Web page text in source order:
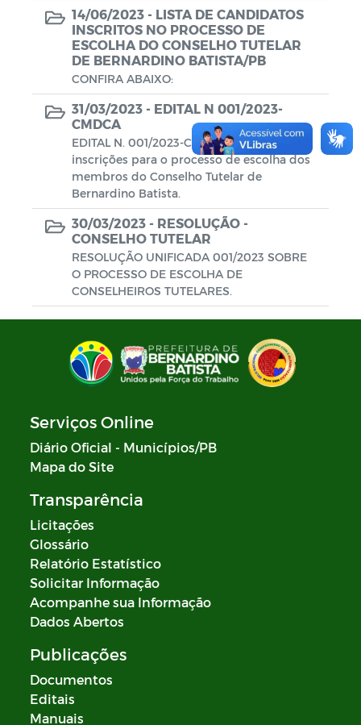
14/06/2023 - LISTA DE CANDIDATOS
INSCRITOS NO PROCESSO DE
ESCOLHA DO CONSELHO TUTELAR
DE BERNARDINO BATISTA/PB
CONFIRA ABAIXO:
31/03/2023 - EDITAL N 001/2023-
CMDCA
EDITAL N. 001/2023-CMDCA Abre
inscrições para o processo de escolha dos
membros do Conselho Tutelar de
Bernardino Batista.
30/03/2023 - RESOLUÇÃO -
CONSELHO TUTELAR
RESOLUÇÃO UNIFICADA 001/2023 SOBRE
O PROCESSO DE ESCOLHA DE
CONSELHEIROS TUTELARES.
Serviços Online
Diário Oficial - Municípios/PB
Mapa do Site
Transparência
Licitações
Glossário
Relatório Estatístico
Solicitar Informação
Acompanhe sua Informação
Dados Abertos
Publicações
Documentos
Editais
Manuais